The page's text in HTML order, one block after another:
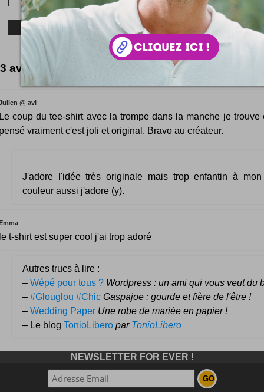
3 avis forts intéressants
@ avi
coup du tee-shirt avec la trompe dans la manche je trouve
vraiment c'est joli et original. Bravo au créateur.
J'adore l'idée très originale mais trop enfantin à
couleur aussi j'adore (y).
t-shirt est super cool j'ai trop adoré
Autres trucs à lire :
– Wépé pour tous ? Wordpress : un ami qui vous veut du
– #Glouglou #Chic Gaspajoe : gourde et fière de l'être !
– Wedding Paper Une robe de mariée en papier !
– Le blog TonioLibero par TonioLibero
NEWSLETTER FOR EVER !